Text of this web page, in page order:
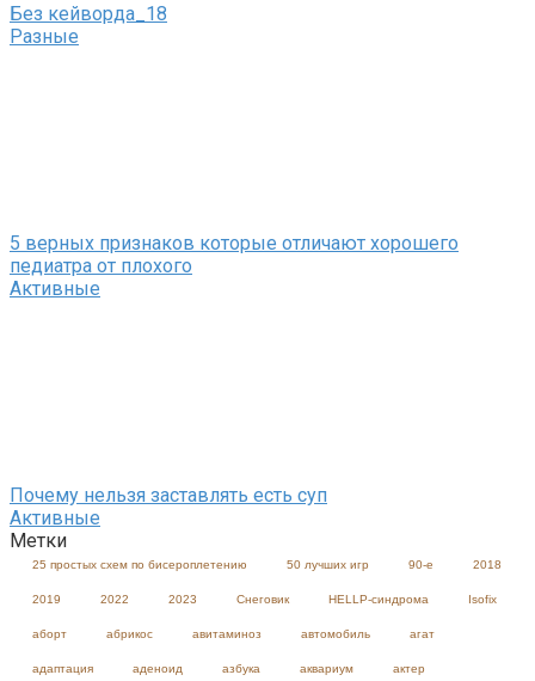
Без кейворда_18
Разные
5 верных признаков которые отличают хорошего
педиатра от плохого
Активные
Почему нельзя заставлять есть суп
Активные
Метки
25 простых схем по бисероплетению 50 лучших игр 90-е 2018
2019 2022 2023 Cнеговик HELLP-синдрома Isofix
аборт абрикос авитаминоз автомобиль агат
адаптация аденоид азбука аквариум актер